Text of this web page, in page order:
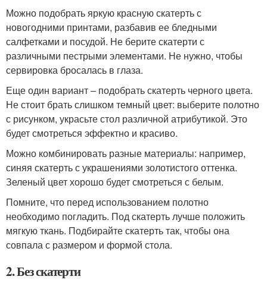
Можно подобрать яркую красную скатерть с
новогодними принтами, разбавив ее бледными
салфетками и посудой. Не берите скатерти с
различными пестрыми элементами. Не нужно, чтобы
сервировка бросалась в глаза.
Еще один вариант – подобрать скатерть черного цвета.
Не стоит брать слишком темный цвет: выберите полотно
с рисунком, украсьте стол различной атрибутикой. Это
будет смотреться эффектно и красиво.
Можно комбинировать разные материалы: например,
синяя скатерть с украшениями золотистого оттенка.
Зеленый цвет хорошо будет смотреться с белым.
Помните, что перед использованием полотно
необходимо погладить. Под скатерть лучше положить
мягкую ткань. Подбирайте скатерть так, чтобы она
совпала с размером и формой стола.
2. Без скатерти